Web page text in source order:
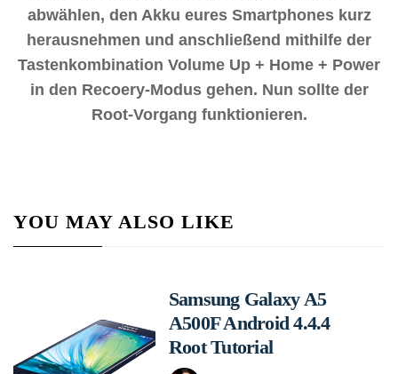
abwählen, den Akku eures Smartphones kurz
herausnehmen und anschließend mithilfe der
Tastenkombination Volume Up + Home + Power
in den Recoery-Modus gehen. Nun sollte der
Root-Vorgang funktionieren.
YOU MAY ALSO LIKE
Samsung Galaxy A5
A500F Android 4.4.4
Root Tutorial